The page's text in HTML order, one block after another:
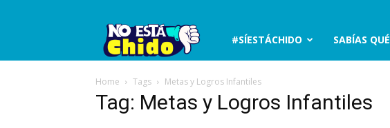
No
está
#SÍESTÁCHIDO SABÍAS QUÉ
Home Tags Metas y Logros Infantiles
Tag: Metas y Logros Infantiles